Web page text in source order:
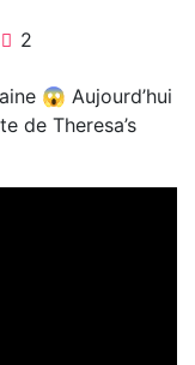
2
😱 Aujourd’hui
de Theresa’s